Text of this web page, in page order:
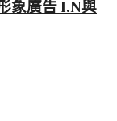
象廣告 I.N與